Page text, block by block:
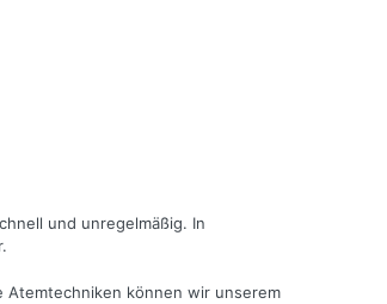
und unregelmäßig. In
Atemtechniken können wir unserem